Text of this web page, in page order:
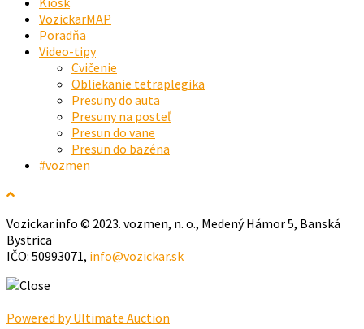
VozickarMAP
Poradňa
Video-tipy
Cvičenie
Obliekanie tetraplegika
Presuny do auta
Presuny na posteľ
Presun do vane
Presun do bazéna
#vozmen
Vozickar.info © 2023. vozmen, n. o., Medený Hámor 5, Banská
Bystrica
IČO: 50993071, info@vozickar.sk
Powered by Ultimate Auction